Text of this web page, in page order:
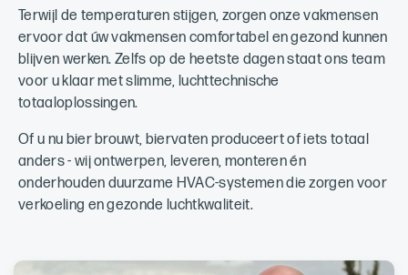
Terwijl de temperaturen stijgen, zorgen onze vakmensen
ervoor dat úw vakmensen comfortabel en gezond kunnen
blijven werken. Zelfs op de heetste dagen staat ons team
voor u klaar met slimme, luchttechnische
totaaloplossingen.
Of u nu bier brouwt, biervaten produceert of iets totaal
anders - wij ontwerpen, leveren, monteren én
onderhouden duurzame HVAC-systemen die zorgen voor
verkoeling en gezonde luchtkwaliteit.